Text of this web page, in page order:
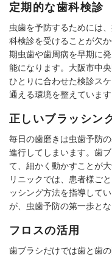
定期的な歯科検診
虫歯を予防するためには
科検診を受けることが欠
期虫歯や歯周病を早期に
能になります。大阪市中
ひとりに合わせた検診ス
通える環境を整えています
正しいブラッシン
毎日の歯磨きは虫歯予防
進行してしまいます。歯
て、細かく動かすことが
リニックでは、患者様ご
ッシング方法を指導して
が、虫歯予防の第一歩とな
フロスの活用
歯ブラシだけでは歯と歯